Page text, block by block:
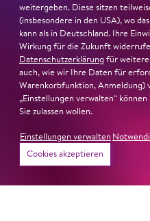
weitergeben. Diese sitzen
(insbesondere in den USA), wo
kann als in Deutschland. Ihre
Wirkung für die Zukunft
Datenschutzerklärung für
auch, wie wir Ihre Daten für
Warenkorbfunktion, Anmeldung)
„Einstellungen verwalten“
Sie zulassen wollen.
Einstellungen verwalten
Cookies akzeptieren